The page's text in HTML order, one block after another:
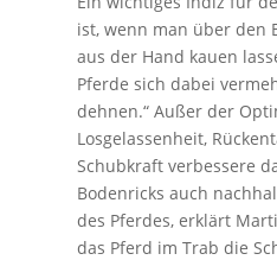
ist, wenn man über den
aus der Hand kauen
Pferde sich dabei
dehnen.“ Außer der
Losgelassenheit,
Schubkraft verbessere
Bodenricks auch
des Pferdes, erklärt
das Pferd im Trab die